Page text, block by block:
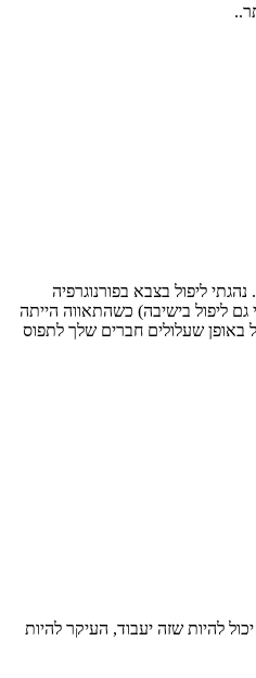
ליפול בצבא בפורנוגרפיה
ליפול בישיבה) כשהתאווה הייתה
באופן שעלולים חברים שלך לתפוס
להיות שזה יעבוד, העיקר להיות